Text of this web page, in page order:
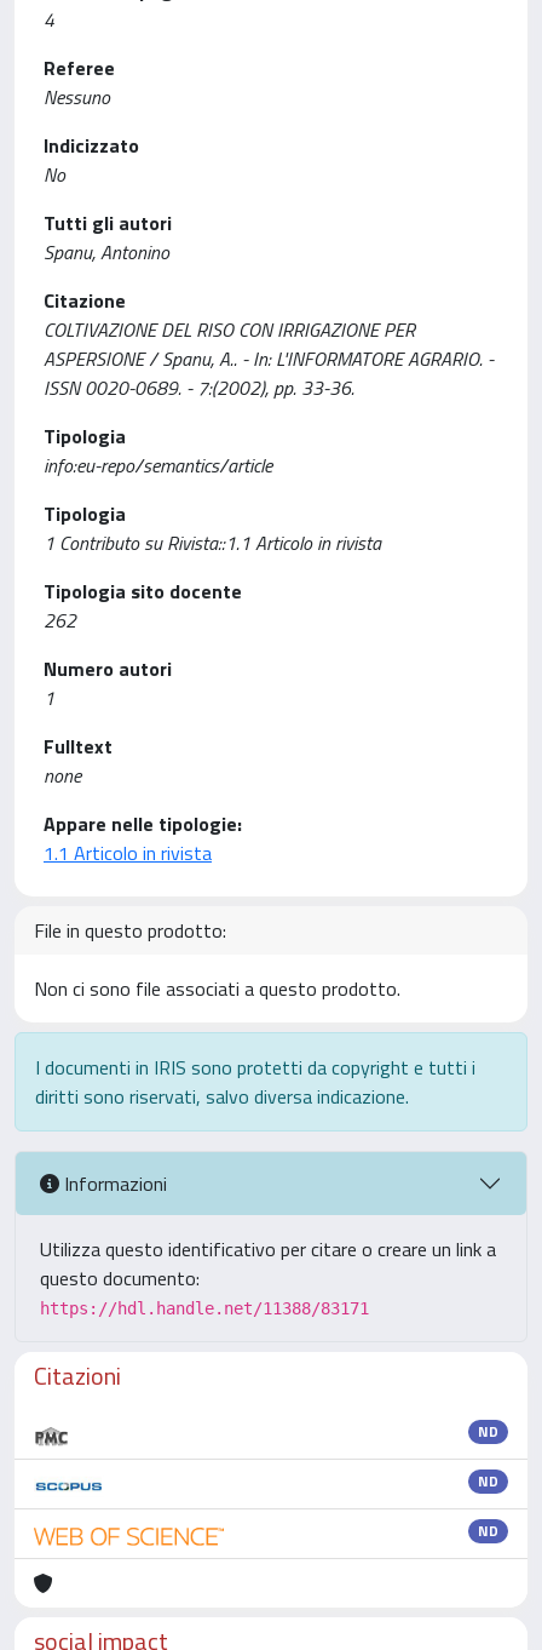
4
Referee
Nessuno
Indicizzato
No
Tutti gli autori
Spanu, Antonino
Citazione
COLTIVAZIONE DEL RISO CON IRRIGAZIONE PER
ASPERSIONE / Spanu, A.. - In: L'INFORMATORE AGRARIO. -
ISSN 0020-0689. - 7:(2002), pp. 33-36.
Tipologia
info:eu-repo/semantics/article
Tipologia
1 Contributo su Rivista::1.1 Articolo in rivista
Tipologia sito docente
262
Numero autori
1
Fulltext
none
Appare nelle tipologie:
1.1 Articolo in rivista
File in questo prodotto:
Non ci sono file associati a questo prodotto.
I documenti in IRIS sono protetti da copyright e tutti i
diritti sono riservati, salvo diversa indicazione.
Informazioni
Utilizza questo identificativo per citare o creare un link a
questo documento:
https://hdl.handle.net/11388/83171
Citazioni
ND
ND
ND
social impact